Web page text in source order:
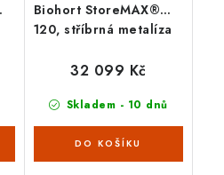
Biohort StoreMAX®
120, stříbrná metalíza
Skladem - 10 dnů
32 099 Kč